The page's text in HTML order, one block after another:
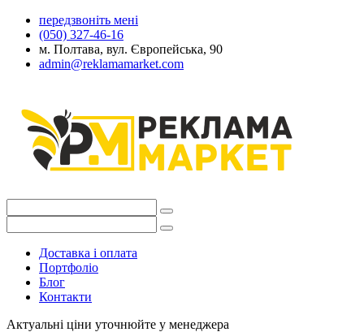
передзвоніть мені
(050) 327-46-16
м. Полтава, вул. Європейська, 90
admin@reklamamarket.com
Доставка і оплата
Портфоліо
Блог
Контакти
Актуальні ціни уточнюйте у менеджера